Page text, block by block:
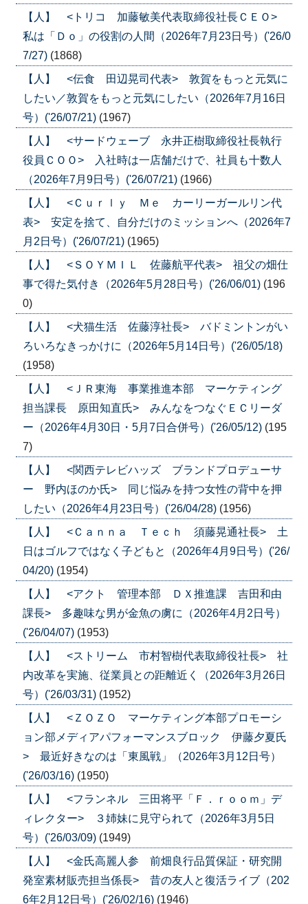
【人】 <トリコ 加藤敏美代表取締役社長ＣＥＯ>
私は「Ｄｏ」の役割の人間（2026年7月23日号）('26/0
7/27) (1868)
【人】 <伝食 田辺晃司代表> 敦賀をもっと元気に
したい／敦賀をもっと元気にしたい（2026年7月16日
号）('26/07/21) (1967)
【人】 <サードウェーブ 永井正樹取締役社長執行
役員ＣＯＯ> 入社時は一店舗だけで、社員も十数人
（2026年7月9日号）('26/07/21) (1966)
【人】 <Ｃｕｒｌｙ Ｍｅ カーリーガールリン代
表> 安定を捨て、自分だけのミッションへ（2026年7
月2日号）('26/07/21) (1965)
【人】 <ＳＯＹＭＩＬ 佐藤航平代表> 祖父の畑仕
事で得た気付き（2026年5月28日号）('26/06/01) (196
0)
【人】 <犬猫生活 佐藤淳社長> バドミントンがい
ろいろなきっかけに（2026年5月14日号）('26/05/18)
(1958)
【人】 <ＪＲ東海 事業推進本部 マーケティング
担当課長 原田知直氏> みんなをつなぐＥＣリーダ
ー（2026年4月30日・5月7日合併号）('26/05/12) (195
7)
【人】 <関西テレビハッズ ブランドプロデューサ
ー 野内ほのか氏> 同じ悩みを持つ女性の背中を押
したい（2026年4月23日号）('26/04/28) (1956)
【人】 <Ｃａｎｎａ Ｔｅｃｈ 須藤晃通社長> 土
日はゴルフではなく子どもと（2026年4月9日号）('26/
04/20) (1954)
【人】 <アクト 管理本部 ＤＸ推進課 吉田和由
課長> 多趣味な男が金魚の虜に（2026年4月2日号）
('26/04/07) (1953)
【人】 <ストリーム 市村智樹代表取締役社長> 社
内改革を実施、従業員との距離近く（2026年3月26日
号）('26/03/31) (1952)
【人】 <ＺＯＺＯ マーケティング本部プロモーシ
ョン部メディアパフォーマンスブロック 伊藤夕夏氏
> 最近好きなのは「東風戦」（2026年3月12日号）
('26/03/16) (1950)
【人】 <フランネル 三田将平「Ｆ．ｒｏｏｍ」デ
ィレクター> ３姉妹に見守られて（2026年3月5日
号）('26/03/09) (1949)
【人】 <金氏高麗人参 前畑良行品質保証・研究開
発室素材販売担当係長> 昔の友人と復活ライブ（202
6年2月12日号）('26/02/16) (1946)